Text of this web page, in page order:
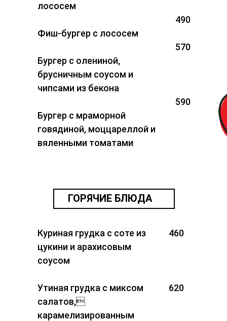
490
570
590
лососем
Фиш-бургер с лососем
Бургер с олениной,
брусничным соусом и
чипсами из бекона
Бургер с мраморной
говядиной, моццареллой и
вяленными томатами
ГОРЯЧИЕ БЛЮДА
460
620
Куриная грудка с соте из
цукини и арахисовым
соусом
Утиная грудка с миксом
салатов,
карамелизированным